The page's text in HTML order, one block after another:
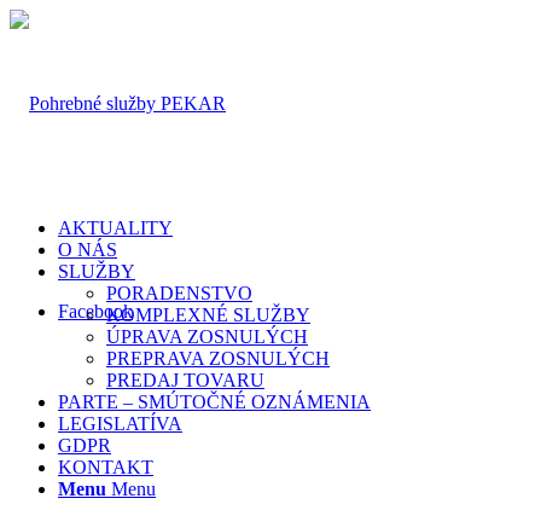
Facebook
AKTUALITY
O NÁS
SLUŽBY
PORADENSTVO
KOMPLEXNÉ SLUŽBY
ÚPRAVA ZOSNULÝCH
PREPRAVA ZOSNULÝCH
PREDAJ TOVARU
PARTE – SMÚTOČNÉ OZNÁMENIA
LEGISLATÍVA
GDPR
KONTAKT
Menu Menu